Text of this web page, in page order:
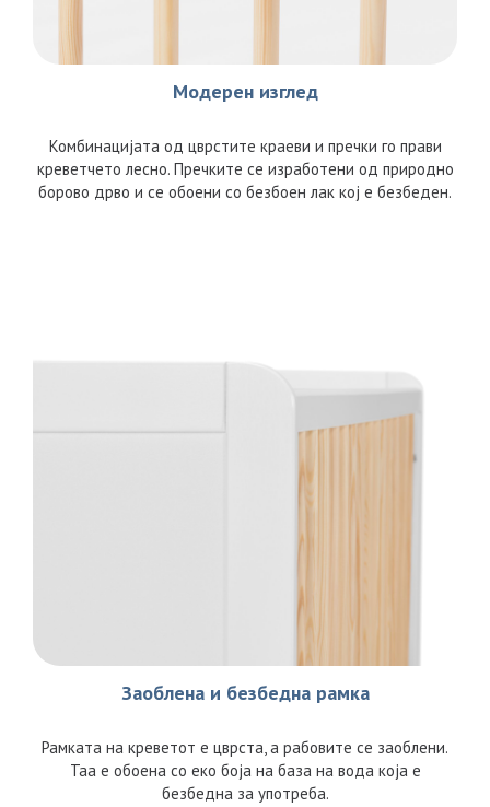
Модерен изглед
Комбинацијата од цврстите краеви и пречки го прави
креветчето лесно. Пречките се изработени од природно
борово дрво и се обоени со безбоен лак кој е безбеден.
Заоблена и безбедна рамка
Рамката на креветот е цврста, а рабовите се заоблени.
Таа е обоена со еко боја на база на вода која е
безбедна за употреба.